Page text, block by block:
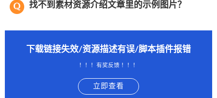
找不到素材资源介绍文章里的示例图片？
下载链接失效/资源描述有误/脚本插件报错
！！！有奖反馈 ！！！
立即查看